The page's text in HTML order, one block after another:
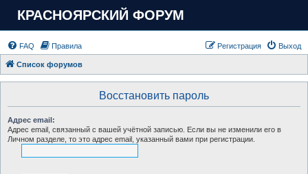
КРАСНОЯРСКИЙ ФОРУМ
FAQ Правила Выход
Регистрация
Список форумов
Восстановить пароль
Адрес email:
Адрес email, связанный с вашей учётной записью. Если вы не изменили его в
Личном разделе, то это адрес email, указанный вами при регистрации.